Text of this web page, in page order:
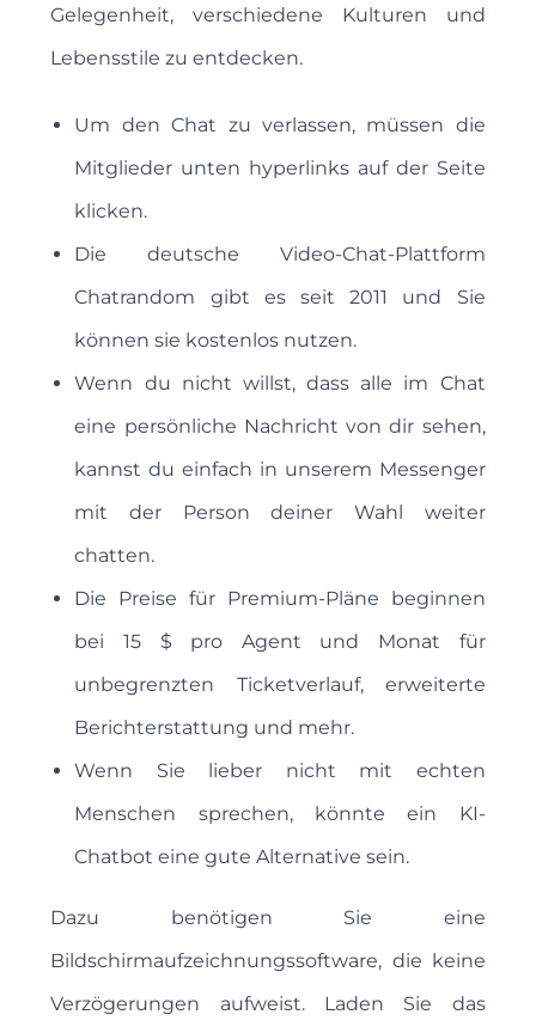
Gelegenheit, verschiedene Kulturen und
Lebensstile zu entdecken.
Um den Chat zu verlassen, müssen die
Mitglieder unten hyperlinks auf der Seite
klicken.
Die deutsche Video-Chat-Plattform
Chatrandom gibt es seit 2011 und Sie
können sie kostenlos nutzen.
Wenn du nicht willst, dass alle im Chat
eine persönliche Nachricht von dir sehen,
kannst du einfach in unserem Messenger
mit der Person deiner Wahl weiter
chatten.
Die Preise für Premium-Pläne beginnen
bei 15 $ pro Agent und Monat für
unbegrenzten Ticketverlauf, erweiterte
Berichterstattung und mehr.
Wenn Sie lieber nicht mit echten
Menschen sprechen, könnte ein KI-
Chatbot eine gute Alternative sein.
Dazu benötigen Sie eine
Bildschirmaufzeichnungssoftware, die keine
Verzögerungen aufweist. Laden Sie das